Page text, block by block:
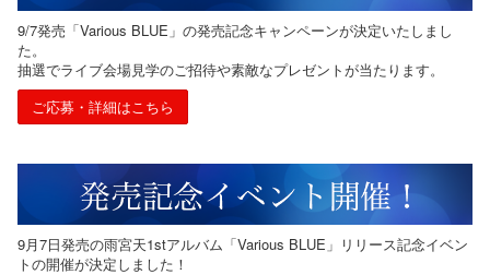
9/7発売「Various BLUE」の発売記念キャンペーンが決定いたしまし
た。
抽選でライブ会場見学のご招待や素敵なプレゼントが当たります。
ご応募・詳細はこちら
9月7日発売の雨宮天1stアルバム「Various BLUE」リリース記念イベン
トの開催が決定しました！